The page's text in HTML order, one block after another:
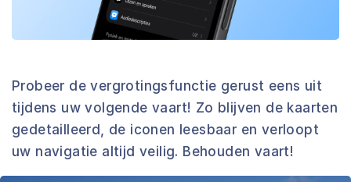
Probeer de vergrotingsfunctie gerust eens uit
tijdens uw volgende vaart! Zo blijven de kaarten
gedetailleerd, de iconen leesbaar en verloopt
uw navigatie altijd veilig. Behouden vaart!